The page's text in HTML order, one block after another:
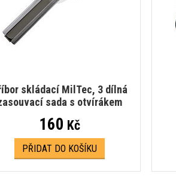
skládací MilTec, 3 dílná
sada s otvírákem
160 Kč
PŘIDAT DO KOŠÍKU